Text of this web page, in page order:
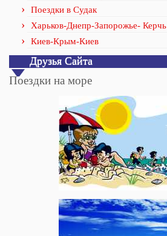
Поездки в Судак
Харьков-Днепр-Запорожье- Керчь
Киев-Крым-Киев
Друзья Сайта
Поездки на море